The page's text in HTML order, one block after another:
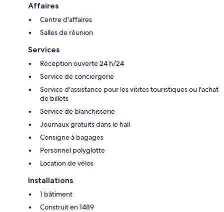
Affaires
Centre d'affaires
Salles de réunion
Services
Réception ouverte 24 h/24
Service de conciergerie
Service d'assistance pour les visites touristiques ou l'achat
de billets
Service de blanchisserie
Journaux gratuits dans le hall
Consigne à bagages
Personnel polyglotte
Location de vélos
Installations
1 bâtiment
Construit en 1489